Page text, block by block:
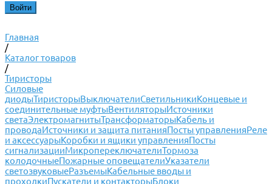
Главная
/
Каталог товаров
/
Тиристоры
Силовые
диодыТиристорыВыключателиСветильникиКонцевые и
соединительные муфтыВентиляторыИсточники
светаЭлектромагнитыТрансформаторыКабель и
проводаИсточники и защита питанияПосты управленияРеле
и аксессуарыКоробки и ящики управленияПосты
сигнализацииМикропереключателиТормоза
колодочныеПожарные оповещателиУказатели
светозвуковыеРазъемыКабельные вводы и
проходкиПускатели и контакторыБлоки